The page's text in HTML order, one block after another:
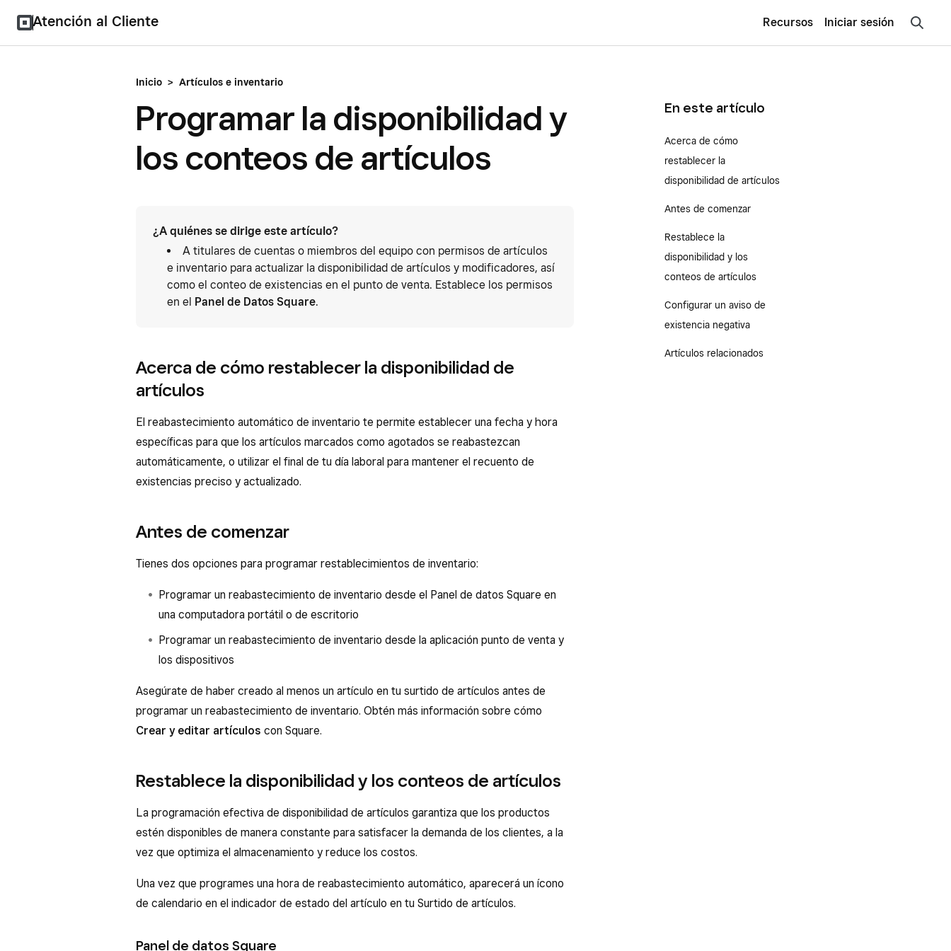
Atención al Cliente Recursos Iniciar sesión
Inicio > Artículos e inventario
Programar la disponibilidad y
los conteos de artículos
¿A quiénes se dirige este artículo?
A titulares de cuentas o miembros del equipo con permisos de artículos
e inventario para actualizar la disponibilidad de artículos y modificadores, así
como el conteo de existencias en el punto de venta. Establece los permisos
en el Panel de Datos Square.
Acerca de cómo restablecer la disponibilidad de
artículos
El reabastecimiento automático de inventario te permite establecer una fecha y hora
específicas para que los artículos marcados como agotados se reabastezcan
automáticamente, o utilizar el final de tu día laboral para mantener el recuento de
existencias preciso y actualizado.
Antes de comenzar
Tienes dos opciones para programar restablecimientos de inventario:
Programar un reabastecimiento de inventario desde el Panel de datos Square en
una computadora portátil o de escritorio
Programar un reabastecimiento de inventario desde la aplicación punto de venta y
los dispositivos
Asegúrate de haber creado al menos un artículo en tu surtido de artículos antes de
programar un reabastecimiento de inventario. Obtén más información sobre cómo
Crear y editar artículos con Square.
Restablece la disponibilidad y los conteos de artículos
La programación efectiva de disponibilidad de artículos garantiza que los productos
estén disponibles de manera constante para satisfacer la demanda de los clientes, a la
vez que optimiza el almacenamiento y reduce los costos.
Una vez que programes una hora de reabastecimiento automático, aparecerá un ícono
de calendario en el indicador de estado del artículo en tu Surtido de artículos.
Panel de datos Square
En este artículo
Acerca de cómo
restablecer la
disponibilidad de artículos
Antes de comenzar
Restablece la
disponibilidad y los
conteos de artículos
Configurar un aviso de
existencia negativa
Artículos relacionados